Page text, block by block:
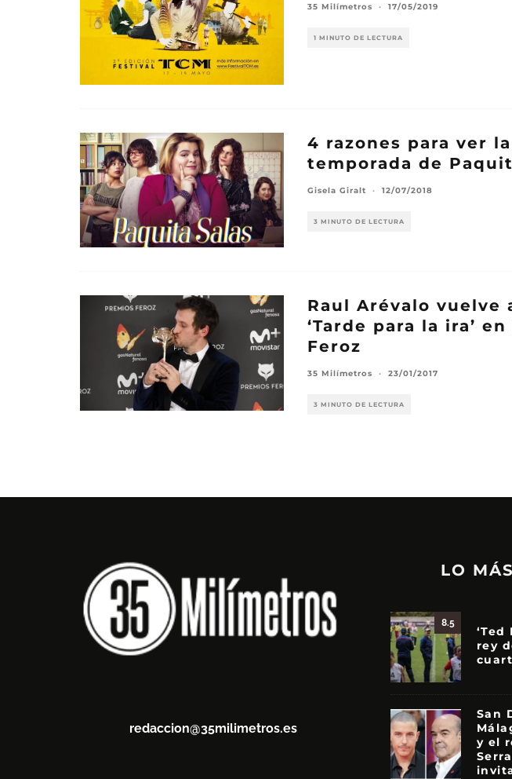
35 Milímetros · 17/05/2019
1 MINUTO DE LECTURA
4 razones para ver
temporada de
Gisela Giralt · 12/07/2018
3 MINUTO DE LECTURA
Raul Arévalo vuelve
‘Tarde para la ira’
Feroz
35 Milímetros · 23/01/2017
3 MINUTO DE LECTURA
redaccion@35milimetros.es
LO
8.5
‘Ted
rey
San
y el